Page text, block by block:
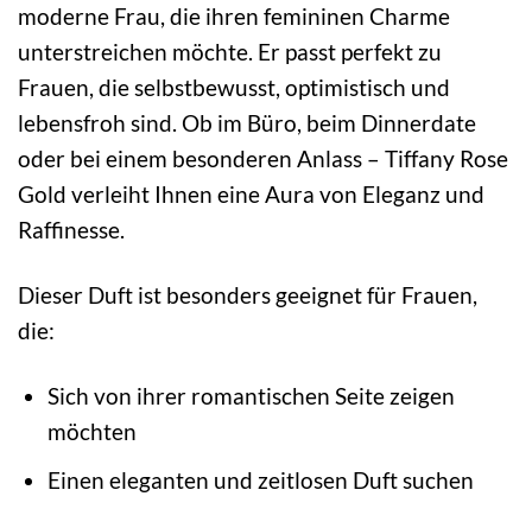
moderne Frau, die ihren femininen Charme
unterstreichen möchte. Er passt perfekt zu
Frauen, die selbstbewusst, optimistisch und
lebensfroh sind. Ob im Büro, beim Dinnerdate
oder bei einem besonderen Anlass – Tiffany Rose
Gold verleiht Ihnen eine Aura von Eleganz und
Raffinesse.
Dieser Duft ist besonders geeignet für Frauen,
die:
Sich von ihrer romantischen Seite zeigen
möchten
Einen eleganten und zeitlosen Duft suchen